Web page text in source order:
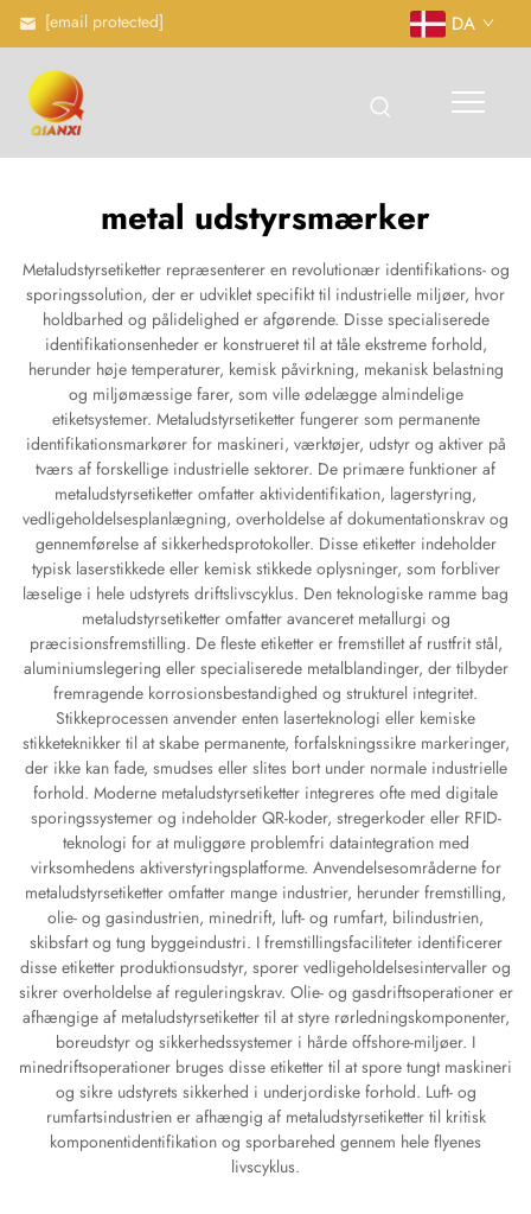
[email protected] DA
metal udstyrsmærker
Metaludstyrsetiketter repræsenterer en revolutionær identifikations- og
sporingssolution, der er udviklet specifikt til industrielle miljøer, hvor
holdbarhed og pålidelighed er afgørende. Disse specialiserede
identifikationsenheder er konstrueret til at tåle ekstreme forhold,
herunder høje temperaturer, kemisk påvirkning, mekanisk belastning
og miljømæssige farer, som ville ødelægge almindelige
etiketsystemer. Metaludstyrsetiketter fungerer som permanente
identifikationsmarkører for maskineri, værktøjer, udstyr og aktiver på
tværs af forskellige industrielle sektorer. De primære funktioner af
metaludstyrsetiketter omfatter aktividentifikation, lagerstyring,
vedligeholdelsesplanlægning, overholdelse af dokumentationskrav og
gennemførelse af sikkerhedsprotokoller. Disse etiketter indeholder
typisk laserstikkede eller kemisk stikkede oplysninger, som forbliver
læselige i hele udstyrets driftslivscyklus. Den teknologiske ramme bag
metaludstyrsetiketter omfatter avanceret metallurgi og
præcisionsfremstilling. De fleste etiketter er fremstillet af rustfrit stål,
aluminiumslegering eller specialiserede metalblandinger, der tilbyder
fremragende korrosionsbestandighed og strukturel integritet.
Stikkeprocessen anvender enten laserteknologi eller kemiske
stikketeknikker til at skabe permanente, forfalskningssikre markeringer,
der ikke kan fade, smudses eller slites bort under normale industrielle
forhold. Moderne metaludstyrsetiketter integreres ofte med digitale
sporingssystemer og indeholder QR-koder, stregerkoder eller RFID-
teknologi for at muliggøre problemfri dataintegration med
virksomhedens aktiverstyringsplatforme. Anvendelsesområderne for
metaludstyrsetiketter omfatter mange industrier, herunder fremstilling,
olie- og gasindustrien, minedrift, luft- og rumfart, bilindustrien,
skibsfart og tung byggeindustri. I fremstillingsfaciliteter identificerer
disse etiketter produktionsudstyr, sporer vedligeholdelsesintervaller og
sikrer overholdelse af reguleringskrav. Olie- og gasdriftsoperationer er
afhængige af metaludstyrsetiketter til at styre rørledningskomponenter,
boreudstyr og sikkerhedssystemer i hårde offshore-miljøer. I
minedriftsoperationer bruges disse etiketter til at spore tungt maskineri
og sikre udstyrets sikkerhed i underjordiske forhold. Luft- og
rumfartsindustrien er afhængig af metaludstyrsetiketter til kritisk
komponentidentifikation og sporbarehed gennem hele flyenes
livscyklus.